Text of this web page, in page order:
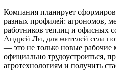
Компания планирует
разных профилей: агрономов,
работников теплиц и офисных
Андрей Ли, для жителей села
— это не только новые рабочие
официально трудоустроиться,
агротехнологиям и получить